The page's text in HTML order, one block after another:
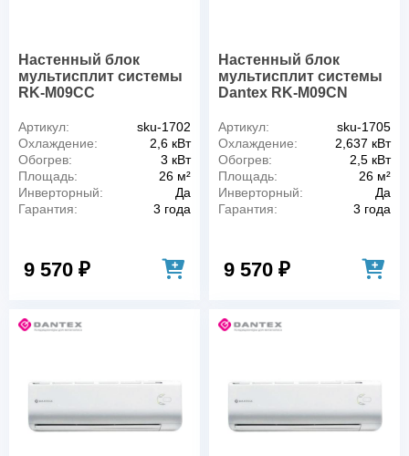
Настенный блок
мультисплит системы
RK-M09СC
Артикул:
sku-1702
Охлаждение:
2,6 кВт
Обогрев:
3 кВт
Площадь:
26 м²
Инверторный:
Да
Гарантия:
3 года
9 570 ₽
Настенный блок
мультисплит системы
Dantex RK-M09CN
Артикул:
sku-1705
Охлаждение:
2,637 кВт
Обогрев:
2,5 кВт
Площадь:
26 м²
Инверторный:
Да
Гарантия:
3 года
9 570 ₽